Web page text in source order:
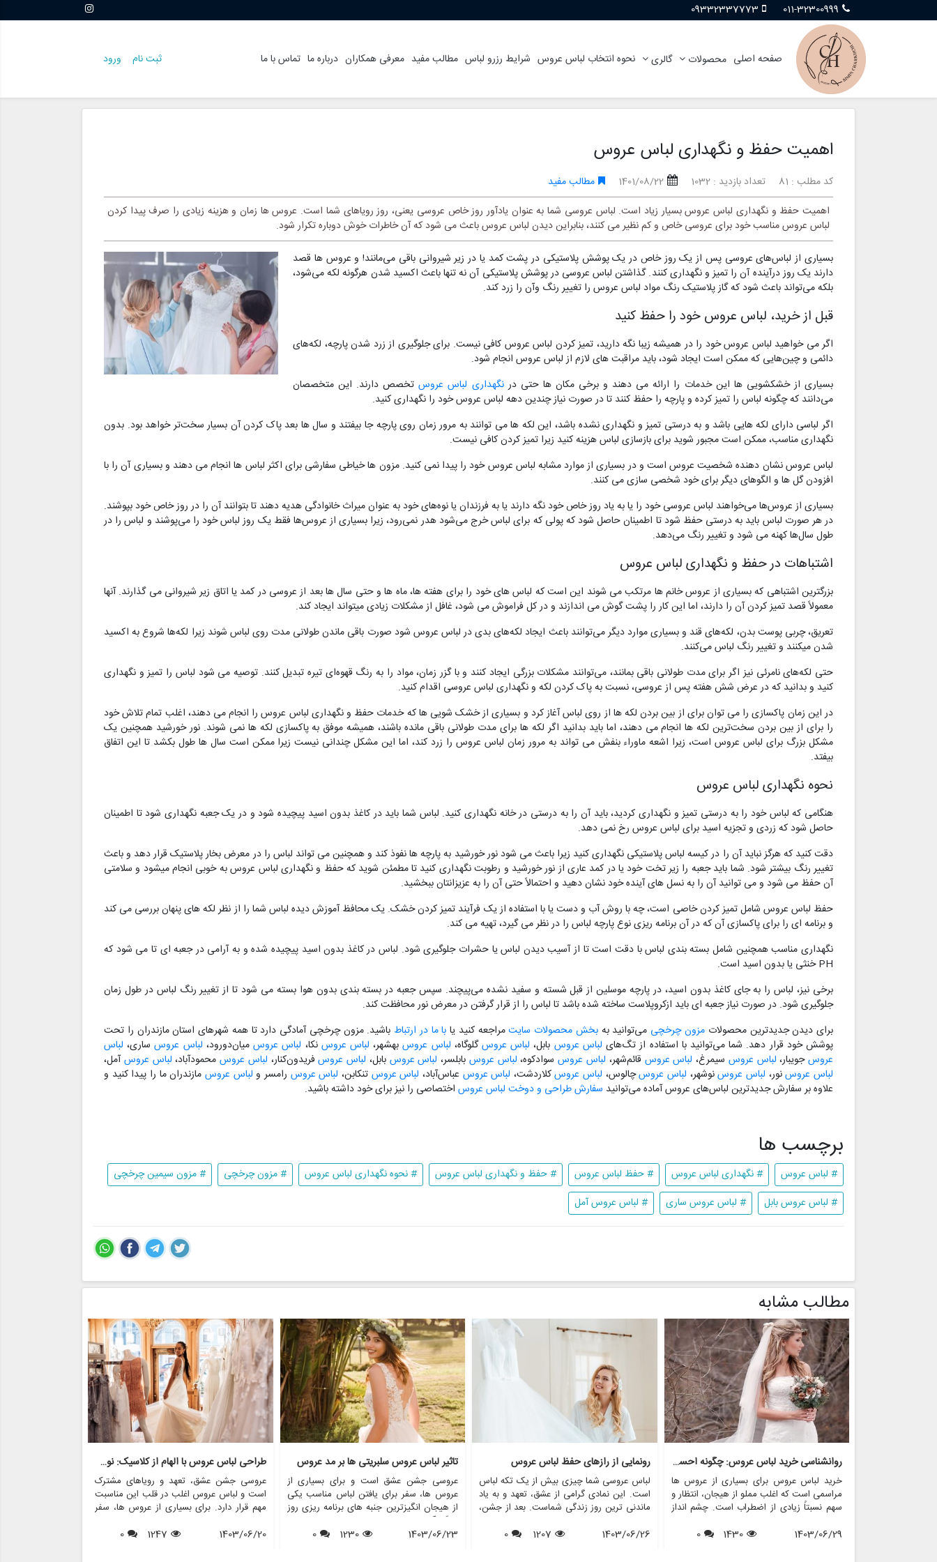
011-32300999
09332337773
ثبت نام ورود صفحه اصلی محصولات گالری نحوه انتخاب لباس عروس شرایط رزرو لباس مطالب مفید معرفی همکاران درباره ما تماس با ما
اهمیت حفظ و نگهداری لباس عروس
کد مطلب : 81 تعداد بازدید : 1032 1401/08/22
مطالب مفید
اهمیت حفظ و نگهداری لباس عروس بسیار زیاد است. لباس عروسی شما به عنوان یادآور روز خاص عروسی یعنی، روز رویاهای شما است. عروس ها زمان و هزینه زیادی را صرف پیدا کردن
لباس عروس مناسب خود برای عروسی خاص و کم نظیر می کنند، بنابراین دیدن لباس عروس باعث می شود که آن خاطرات خوش دوباره تکرار شود.
بسیاری از لباس‌های عروسی پس از یک روز خاص در یک پوشش پلاستیکی در پشت کمد یا در زیر شیروانی باقی می‌مانند! و عروس ها قصد
دارند یک روز درآینده آن را تمیز و نگهداری کنند. گذاشتن لباس عروسی در پوشش پلاستیکی آن نه تنها باعث اکسید شدن هرگونه لکه می‌شود،
بلکه می‌تواند باعث شود که گاز پلاستیک رنگ مواد لباس عروس را تغییر رنگ وآن را زرد کند.
قبل از خرید، لباس عروس خود را حفظ کنید
اگر می خواهید لباس عروس خود را در همیشه زیبا نگه دارید، تمیز کردن لباس عروس کافی نیست. برای جلوگیری از زرد شدن پارچه، لکه‌های
دائمی و چین‌هایی که ممکن است ایجاد شود، باید مراقبت های لازم از لباس عروس انجام شود.
بسیاری از خشکشویی ها این خدمات را ارائه می دهند و برخی مکان ها حتی درنگهداری لباس عروستخصص دارند. این متخصصان
می‌دانند که چگونه لباس را تمیز کرده و پارچه را حفظ کنند تا در صورت نیاز چندین دهه لباس عروس خود را نگهداری کنید.
اگر لباسی دارای لکه هایی باشد و به درستی تمیز و نگهداری نشده باشد، این لکه ها می توانند به مرور زمان روی پارچه جا بیفتند و سال ها بعد پاک کردن آن بسیار سخت‌تر خواهد بود. بدون
نگهداری مناسب، ممکن است مجبور شوید برای بازسازی لباس هزینه کنید زیرا تمیز کردن کافی نیست.
لباس عروس نشان دهنده شخصیت عروس است و در بسیاری از موارد مشابه لباس عروس خود را پیدا نمی کنید. مزون ها خیاطی سفارشی برای اکثر لباس ها انجام می دهند و بسیاری آن را با
افزودن گل ها و الگوهای دیگر برای خود شخصی سازی می کنند.
بسیاری از عروس‌ها می‌خواهند لباس عروسی خود را یا به یاد روز خاص خود نگه دارند یا به فرزندان یا نوه‌های خود به عنوان میراث خانوادگی هدیه دهند تا بتوانند آن را در روز خاص خود بپوشند.
در هر صورت لباس باید به درستی حفظ شود تا اطمینان حاصل شود که پولی که برای لباس خرج می‌شود هدر نمی‌رود، زیرا بسیاری از عروس‌ها فقط یک روز لباس خود را می‌پوشند و لباس را در
طول سال‌ها کهنه می شود و تغییر رنگ می‌دهد.
اشتباهات در حفظ و نگهداری لباس عروس
بزرگترین اشتباهی که بسیاری از عروس خانم ها مرتکب می شوند این است که لباس های خود را برای هفته ها، ماه ها و حتی سال ها بعد از عروسی در کمد یا اتاق زیر شیروانی می گذارند. آنها
معمولاً قصد تمیز کردن آن را دارند، اما این کار را پشت گوش می اندازند و در کل فراموش می شود، غافل از مشکلات زیادی میتواند ایجاد کند.
تعریق، چربی پوست بدن، لکه‌های قند و بسیاری موارد دیگر می‌توانند باعث ایجاد لکه‌های بدی در لباس عروس شود صورت باقی ماندن طولانی مدت روی لباس شوند زیرا لکه‌ها شروع به اکسید
شدن میکنند و تغییر رنگ لباس می‌کنند.
حتی لکه‌های نامرئی نیز اگر برای مدت طولانی باقی بمانند، می‌توانند مشکلات بزرگی ایجاد کنند و با گزر زمان، مواد را به رنگ قهوه‌ای تیره تبدیل کنند. توصیه می شود لباس را تمیز و نگهداری
کنید و بدانید که در عرض شش هفته پس از عروسی، نسبت به پاک کردن لکه و نگهداری لباس عروسی اقدام کنید.
در این زمان پاکسازی را می توان برای از بین بردن لکه ها از روی لباس آغاز کرد و بسیاری از خشک شویی ها که خدمات حفظ و نگهداری لباس عروس را انجام می دهند، اغلب تمام تلاش خود
را برای از بین بردن سخت‌ترین لکه ها انجام می دهند، اما باید بدانید اگر لکه ها برای مدت طولانی باقی مانده باشند، همیشه موفق به پاکسازی لکه ها نمی شوند. نور خورشید همچنین یک
مشکل بزرگ برای لباس عروس است، زیرا اشعه ماوراء بنفش می تواند به مرور زمان لباس عروس را زرد کند، اما این مشکل چندانی نیست زیرا ممکن است سال ها طول بکشد تا این اتفاق
بیفتد.
نحوه نگهداری لباس عروس
هنگامی که لباس خود را به درستی تمیز و نگهداری کردید، باید آن را به درستی در خانه نگهداری کنید. لباس شما باید در کاغذ بدون اسید پیچیده شود و در یک جعبه نگهداری شود تا اطمینان
حاصل شود که زردی و تجزیه اسید برای لباس عروس رخ نمی دهد.
دقت کنید که هرگز نباید آن را در کیسه لباس پلاستیکی نگهداری کنید زیرا باعث می شود نور خورشید به پارچه ها نفوذ کند و همچنین می تواند لباس را در معرض بخار پلاستیک قرار دهد و باعث
تغییر رنگ بیشتر شود. شما باید جعبه را زیر تخت خود یا در کمد عاری از نور خورشید و رطوبت نگهداری کنید تا مطمئن شوید که حفظ و نگهداری لباس عروس به خوبی انجام میشود و سلامتی
آن حفظ می شود و می توانید آن را به نسل های آینده خود نشان دهید و احتمالاً حتی آن را به عزیزانتان ببخشید.
حفظ لباس عروس شامل تمیز کردن خاصی است، چه با روش آب و دست یا با استفاده از یک فرآیند تمیز کردن خشک. یک محافظ آموزش دیده لباس شما را از نظر لکه های پنهان بررسی می کند
و برنامه ای را برای پاکسازی آن که در آن برنامه ریزی نوع پارچه لباس را در نظر می گیرد، تهیه می کند.
نگهداری مناسب همچنین شامل بسته بندی لباس با دقت است تا از آسیب دیدن لباس یا حشرات جلوگیری شود. لباس در کاغذ بدون اسید پیچیده شده و به آرامی در جعبه ای تا می شود که
PH خنثی یا بدون اسید است.
برخی نیز، لباس را به جای کاغذ بدون اسید، در پارچه موسلین از قبل شسته و سفید نشده می‌پیچند. سپس جعبه در بسته بندی بدون هوا بسته می شود تا از تغییر رنگ لباس در طول زمان
جلوگیری شود. در صورت نیاز جعبه ای باید ازکروپلاست ساخته شده باشد تا لباس را از قرار گرفتن در معرض نور محافظت کند.
برای دیدن جدیدترین محصولات مزون چرخچی می‌توانید بهبخش محصولات سایتمراجعه کنید یا با ما در ارتباط باشید. مزون چرخچی آمادگی دارد تا همه شهرهای استان مازندران را تحت
پوشش خود قرار دهد. شما می‌توانید با استفاده از تگ‌های لباس عروس بابل، لباس عروسگلوگاه، لباس عروسبهشهر، لباس عروس نکا، لباس عروسمیان‌دورود، لباس عروسساری، لباس
عروسجویبار، لباس عروس سیمرغ، لباس عروس قائم‌شهر، لباس عروسسوادکوه، لباس عروس بابلسر، لباس عروس بابل، لباس عروسفریدون‌کنار، لباس عروسمحمودآباد، لباس عروسآمل،
لباس عروسنور، لباس عروسنوشهر، لباس عروسچالوس، لباس عروسکلاردشت، لباس عروس عباس‌آباد، لباس عروس تنکابن، لباس عروس رامسر و لباس عروس مازندران ما را پیدا کنید و
علاوه بر سفارش جدیدترین لباس‌های عروس آماده می‌توانید سفارش طراحی و دوخت لباس عروس اختصاصی را نیز برای خود داشته باشید.
برچسب ها
# لباس عروس # نگهداری لباس عروس # حفظ لباس عروس # حفظ و نگهداری لباس عروس # نحوه نگهداری لباس عروس # مزون چرخچی
# مزون سیمین چرخچی
# لباس عروس بابل
# لباس عروس ساری # لباس عروس آمل
مطالب مشابه
روانشناسی خرید لباس عروس: چگونه احساسات بر تصمیم گیری تأثیر می گذارد
خرید لباس عروس برای بسیاری از عروس ها
مراسمی است که اغلب مملو از هیجان، انتظار و
سهم نسبتاً زیادی از اضطراب است. چشم انداز
توجهی بر تصمیم گیری تأثیر بگذارد و منجر به
1403/06/29
1430
0
رونمایی از رازهای حفظ لباس عروس
لباس عروسی شما چیزی بیش از یک تکه لباس
است. این نمادی گرامی از عشق، تعهد و به یاد
ماندنی ترین روز زندگی شماست. بعد از جشن،
می شوند که با لباس عروسم چه کنم؟ در حالی
1403/06/26
1207
0
تاثیر لباس عروس سلبریتی ها بر مد عروس
عروسی جشن عشق است و برای بسیاری از
عروس ها، سفر برای یافتن لباس مناسب یکی
از هیجان انگیزترین جنبه های برنامه ریزی روز
بزرگ آنهاست. در طول سال ها، عروسی های
افراد مشهور نقش مهمی در شکل دهی به روند
1403/06/23
1230
0
طراحی لباس عروس با الهام از کلاسیک: نوستالژی با مدرنیته روبرو می شود
عروسی جشن عشق، تعهد و رویاهای مشترک
است و لباس عروس اغلب در قلب این مناسبت
مهم قرار دارد. برای بسیاری از عروس ها، سفر
انتظار است. در سال های اخیر، محبوبیت لباس
1403/06/20
1247
0